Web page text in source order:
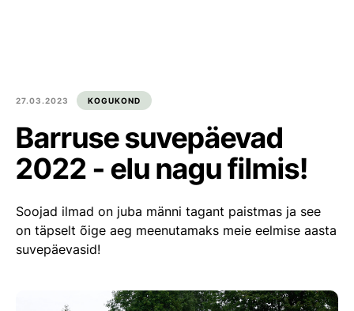
Meist
Kultuur ja kogukond
Blogi
Kontakt
Ümarpalgi ost
Liitu meiega
27.03.2023 KOGUKOND
Barruse suvepäevad
2022 - elu nagu filmis!
Soojad ilmad on juba männi tagant paistmas ja see
on täpselt õige aeg meenutamaks meie eelmise aasta
suvepäevasid!